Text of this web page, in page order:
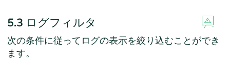
5.3 ログフィルタ
次の条件に従ってログの表示を絞り込むことができ
ます。